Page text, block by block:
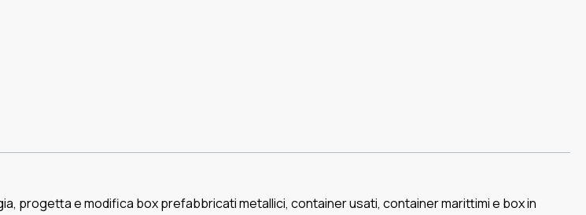
progetta e modifica box prefabbricati metallici, container usati, container marittimi e box in